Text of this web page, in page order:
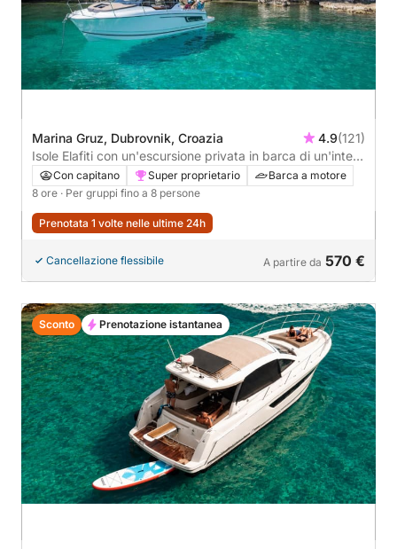
Marina Gruz, Dubrovnik, Croazia 4.9(121)
Isole Elafiti con un'escursione privata in barca di un'intera
giornata da Dubrovnik
Con capitano Super proprietario
Barca a motore
8 ore · Per gruppi fino a 8 persone
Prenotata 1 volte nelle ultime 24h
Cancellazione flessibile A partire da 570 €
Sconto Prenotazione istantanea